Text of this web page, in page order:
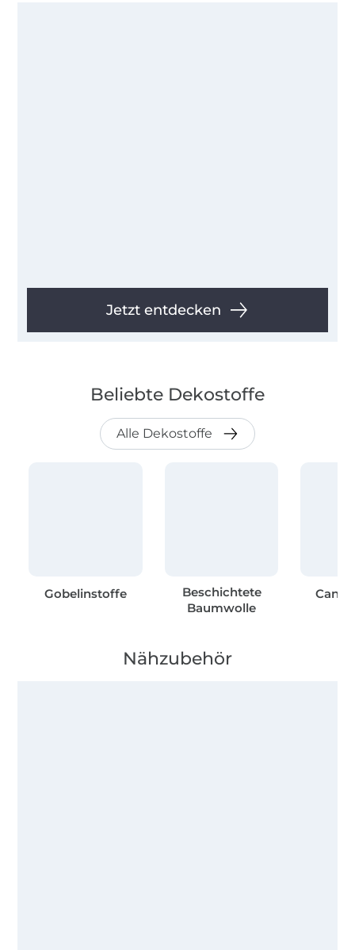
Jetzt entdecken
Beliebte Dekostoffe
Gobelinstoffe
Beschichtete
Baumwolle
Nähzubehör